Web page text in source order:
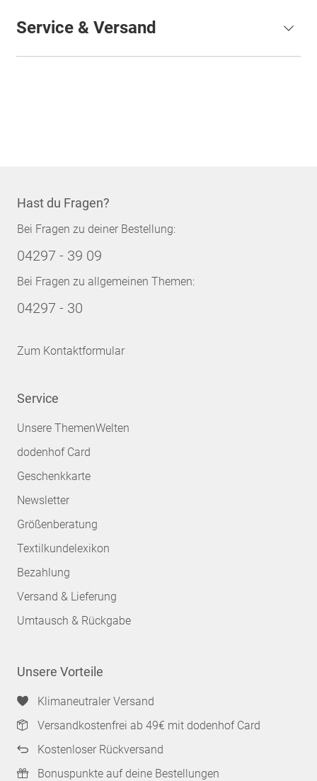
Service & Versand
Hast du Fragen?
Bei Fragen zu deiner Bestellung:
04297 - 39 09
Bei Fragen zu allgemeinen Themen:
04297 - 30
Zum Kontaktformular
Service
Unsere ThemenWelten
dodenhof Card
Geschenkkarte
Newsletter
Größenberatung
Textilkundelexikon
Bezahlung
Versand & Lieferung
Umtausch & Rückgabe
Unsere Vorteile
Klimaneutraler Versand
Versandkostenfrei ab 49€ mit dodenhof Card
Kostenloser Rückversand
Bonuspunkte auf deine Bestellungen